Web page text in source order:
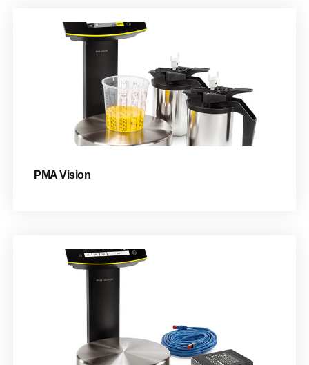
PMA Vision